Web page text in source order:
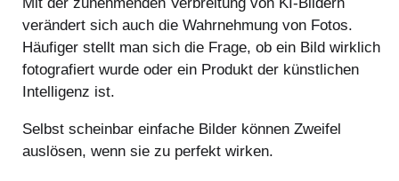
verändert sich auch die Wahrnehmung von Fotos.
Häufiger stellt man sich die Frage, ob ein Bild wirklich
fotografiert wurde oder ein Produkt der künstlichen
Intelligenz ist.
Selbst scheinbar einfache Bilder können Zweifel
auslösen, wenn sie zu perfekt wirken.